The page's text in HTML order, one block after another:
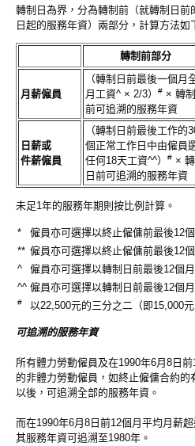
轉制日為界，分為轉制前（就轉制日前
日起的服務年資）兩部分，計算方法如
轉制前部分
月薪僱員
（轉制日前最後一個月
月工資^ × 2/3）
# × 轉
前可追溯的服務年資
日薪或
件薪僱員
（轉制日前最後工作的
個正常工作日中由僱員
任何18天工資^^）
# ×
日前可追溯的服務年資
未足1年的服務年期則按比例計算。
*
僱員亦可選擇以終止僱傭前最後12
** 僱員亦可選擇以終止僱傭前最後12
^
僱員亦可選擇以轉制日前最後12個
^^ 僱員亦可選擇以轉制日前最後12個
# 以22,500元的三分之二（即15,000元
可追溯的服務年資
所有體力勞動僱員及在1990年6月8日
的非體力勞動僱員，如終止僱傭合約
以後，可追溯全部的服務年資。
而在1990年6月8日前12個月平均月薪
其服務年資可追溯至1980年。